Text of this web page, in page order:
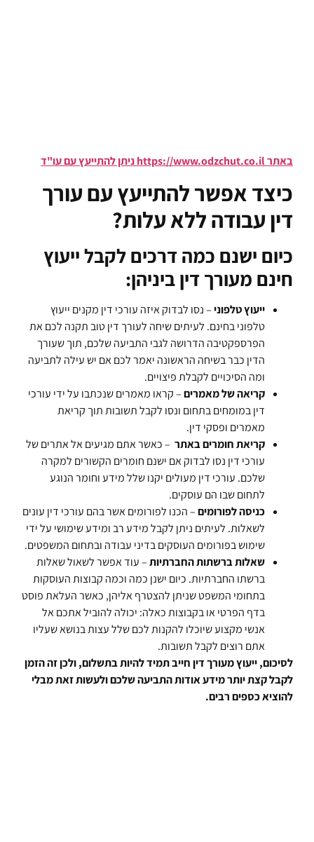
באתר https://www.odzchut.co.il ניתן להתייעץ עם עו"ד
כיצד אפשר להתייעץ עם עורך
דין עבודה ללא עלות?
כיום ישנם כמה דרכים לקבל ייעוץ
חינם מעורך דין ביניהן:
ייעוץ טלפוני– נסו לבדוק איזה עורכי דין מקנים ייעוץ
טלפוני בחינם. לעיתים שיחה לעורך דין טוב תקנה לכם את
הפרספקטיבה הדרושה לגבי התביעה שלכם, תוך שעורך
הדין כבר בשיחה הראשונה יאמר לכם אם יש עילה לתביעה
ומה הסיכויים לקבלת פיצויים.
קריאה של מאמרים– קראו מאמרים שנכתבו על ידי עורכי
דין במומחים בתחום ונסו לקבל תשובות תוך קריאת
מאמרים ופסקי דין.
קריאת חומרים באתר – כאשר אתם מגיעים אל אתרים של
עורכי דין נסו לבדוק אם ישנם חומרים הקשורים למקרה
שלכם. עורכי דין מעולים יקנו שלל מידע וחומר הנוגע
לתחום שבו הם עוסקים.
כניסה לפורומים– הכנו לפורומים אשר בהם עורכי דין עונים
לשאלות. לעיתים ניתן לקבל מידע רב ומידע שימושי על ידי
שימוש בפורומים העוסקים בדיני עבודה ובתחום המשפטים.
שאלות ברשתות החברתיות– עוד אפשר לשאול שאלות
ברשתו החברתיות. כיום ישנן כמה וכמה קבוצות העוסקות
בתחומי המשפט שניתן להצטרף אליהן, כאשר העלאת פוסט
בדף הפרטי או בקבוצות כאלה: יכולה להוביל אתכם אל
אנשי מקצוע שיוכלו להקנות לכם שלל עצות בנושא שעליו
אתם רוצים לקבל תשובות.
לסיכום, ייעוץ מעורך דין חייב תמיד להיות בתשלום, ולכן זה הזמן
לקבל קצת יותר מידע אודות התביעה שלכם ולעשות זאת מבלי
להוציא כספים רבים.